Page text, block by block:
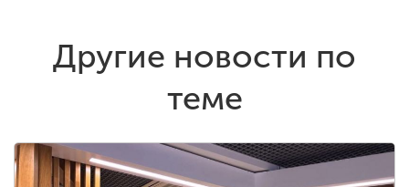
Другие новости по
теме